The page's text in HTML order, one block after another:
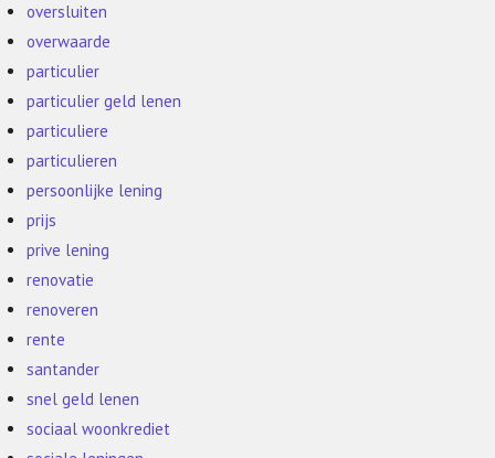
oversluiten
overwaarde
particulier
particulier geld lenen
particuliere
particulieren
persoonlijke lening
prijs
prive lening
renovatie
renoveren
rente
santander
snel geld lenen
sociaal woonkrediet